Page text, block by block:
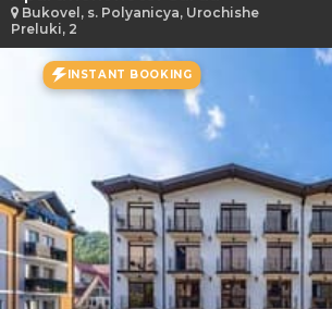
Bukovel, s. Polyanicya, Urochishe
Preluki, 2
INSTANT BOOKING